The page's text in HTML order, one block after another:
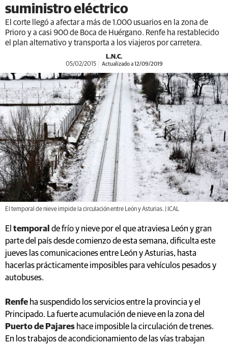
suministro eléctrico
El corte llegó a afectar a más de 1.000 usuarios en la zona de
Prioro y a casi 900 de Boca de Huérgano. Renfe ha restablecido
el plan alternativo y transporta a los viajeros por carretera.
L.N.C.
05/02/2015 Actualizado a 12/09/2019
El temporal de nieve impide la circulación entre León y Asturias. | ICAL
El temporal de frío y nieve por el que atraviesa León y gran
parte del país desde comienzo de esta semana, dificulta este
jueves las comunicaciones entre León y Asturias, hasta
hacerlas prácticamente imposibles para vehículos pesados y
autobuses.
Renfe ha suspendido los servicios entre la provincia y el
Principado. La fuerte acumulación de nieve en la zona del
Puerto de Pajares hace imposible la circulación de trenes.
En los trabajos de acondicionamiento de las vías trabajan